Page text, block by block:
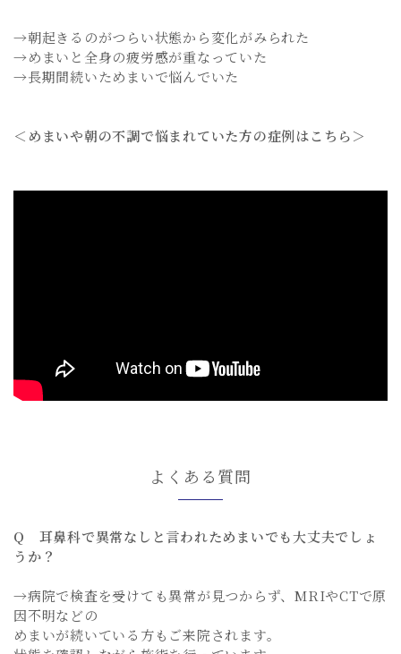
→朝起きるのがつらい状態から変化がみられた
→めまいと全身の疲労感が重なっていた
→長期間続いためまいで悩んでいた
＜めまいや朝の不調で悩まれていた方の症例はこちら＞
よくある質問
Q 耳鼻科で異常なしと言われためまいでも大丈夫でしょ
うか？
→病院で検査を受けても異常が見つからず、MRIやCTで原
因不明などの
めまいが続いている方もご来院されます。